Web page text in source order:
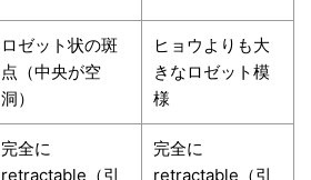
ロゼット状の斑
点（中央が空
洞）
ヒョウよりも大
きなロゼット模
様
完全に
retractable（引
完全に
retractable（引